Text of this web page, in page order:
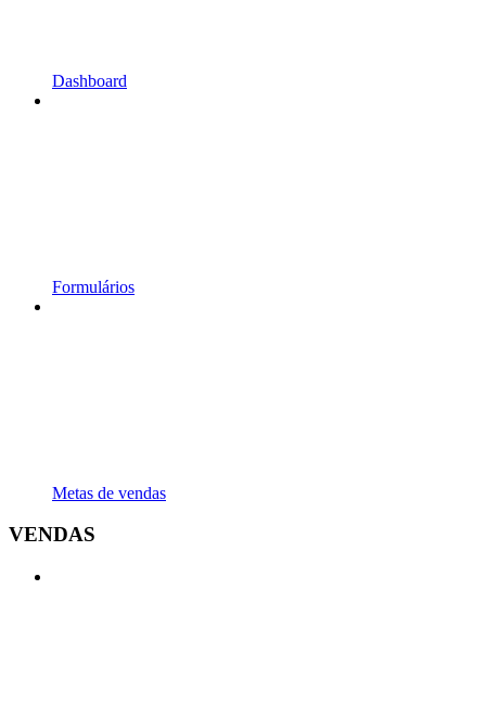
Dashboard
Formulários
Metas de vendas
VENDAS